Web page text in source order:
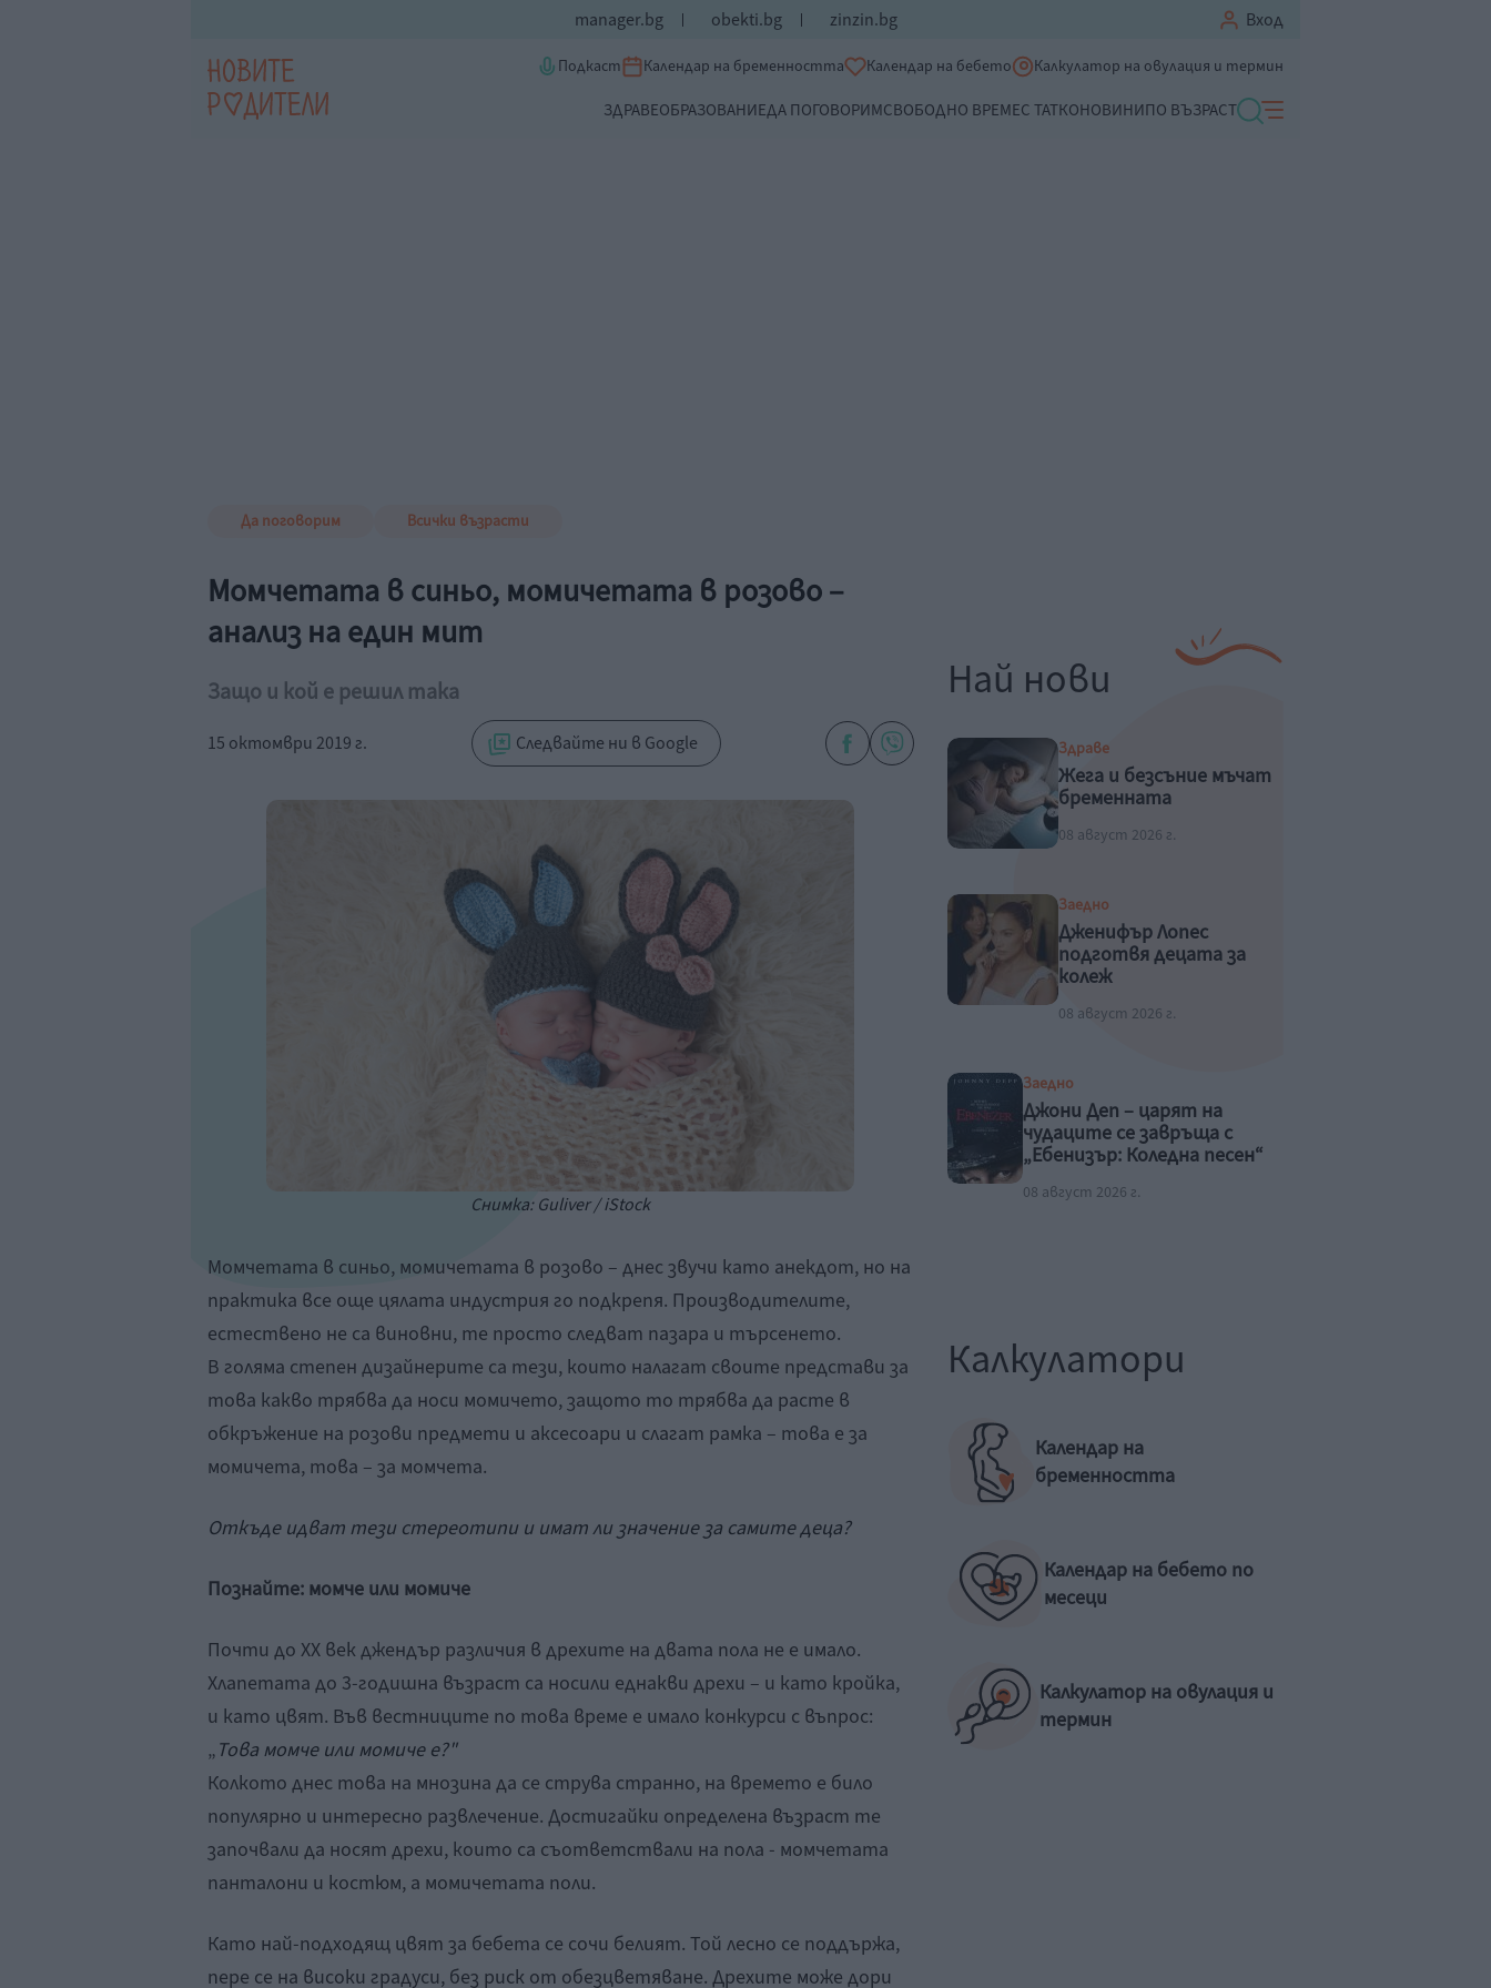
manager.bg obekti.bg zinzin.bg Вход
Подкаст Календар на бременността Календар на бебето Калкулатор на овулация и термин
ЗДРАВЕОБРАЗОВАНИЕДА ПОГОВОРИМСВОБОДНО ВРЕМЕС ТАТКОНОВИНИПО ВЪЗРАСТ
Да поговорим Всички възрасти
Момчетата в синьо, момичетата в розово –
анализ на един мит
Защо и кой е решил така
15 октомври 2019 г. Следвайте ни в Google
Снимка: Guliver / iStock
Момчетата в синьо, момичетата в розово – днес звучи като анекдот, но на
практика все още цялата индустрия го подкрепя. Производителите,
естествено не са виновни, те просто следват пазара и търсенето.
В голяма степен дизайнерите са тези, които налагат своите представи за
това какво трябва да носи момичето, защото то трябва да расте в
обкръжение на розови предмети и аксесоари и слагат рамка – това е за
момичета, това – за момчета.
Откъде идват тези стереотипи и имат ли значение за самите деца?
Познайте: момче или момиче
Почти до XX век джендър различия в дрехите на двата пола не е имало.
Хлапетата до 3-годишна възраст са носили еднакви дрехи – и като кройка,
и като цвят. Във вестниците по това време е имало конкурси с въпрос:
„Това момче или момиче е?"
Колкото днес това на мнозина да се струва странно, на времето е било
популярно и интересно развлечение. Достигайки определена възраст те
започвали да носят дрехи, които са съответствали на пола - момчетата
панталони и костюм, а момичетата поли.
Като най-подходящ цвят за бебета се сочи белият. Той лесно се поддържа,
пере се на високи градуси, без риск от обезцветяване. Дрехите може дори
Най нови
Здраве
Жега и безсъние мъчат
бременната
08 август 2026 г.
Заедно
Дженифър Лопес
подготвя децата за
колеж
08 август 2026 г.
Заедно
Джони Деп – царят на
чудаците се завръща с
„Ебенизър: Коледна песен“
08 август 2026 г.
Калкулатори
Календар на
бременността
Календар на бебето по
месеци
Калкулатор на овулация и
термин